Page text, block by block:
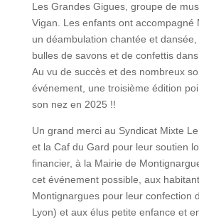
Les Grandes Gigues, groupe de
Vigan. Les enfants ont accompagné
un déambulation chantée et
bulles de savons et de confettis
Au vu de succès et des nombreux
événement, une troisième édition
son nez en 2025 !!
Un grand merci au Syndicat Mixte
et la Caf du Gard pour leur soutien
financier, à la Mairie de
cet événement possible, aux
Montignargues pour leur confection
Lyon) et aux élus petite enfance et